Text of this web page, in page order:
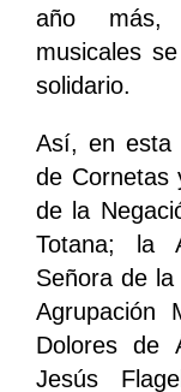
año más,
musicales
solidario.
Así, en esta
de Cornetas
de la
Totana; la
Señora de
Agrupación
Dolores de
Jesús